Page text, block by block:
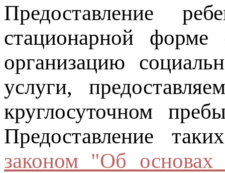
Предоставление
стационарной
организацию
услуги,
круглосуточном
Предоставление
законом "Об основах